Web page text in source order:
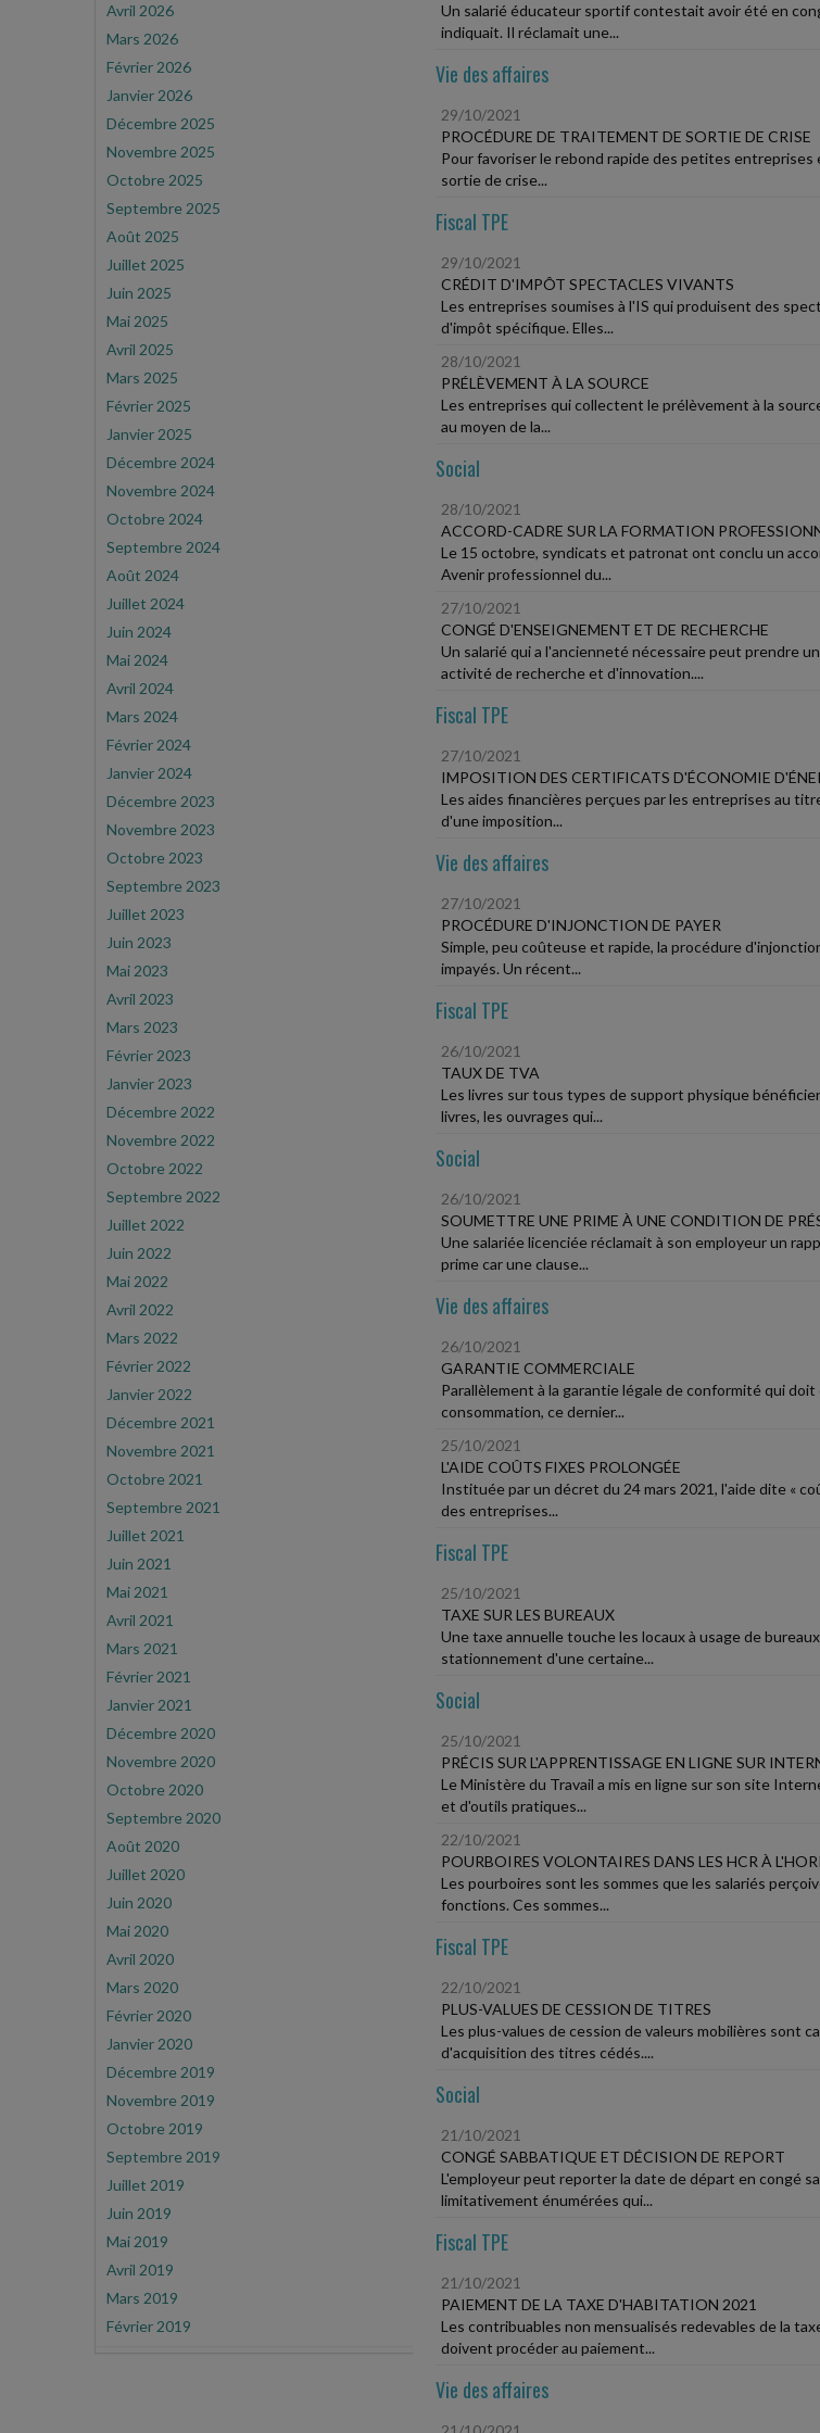
Avril 2026
Mars 2026
Février 2026
Janvier 2026
Décembre 2025
Novembre 2025
Octobre 2025
Septembre 2025
Août 2025
Juillet 2025
Juin 2025
Mai 2025
Avril 2025
Mars 2025
Février 2025
Janvier 2025
Décembre 2024
Novembre 2024
Octobre 2024
Septembre 2024
Août 2024
Juillet 2024
Juin 2024
Mai 2024
Avril 2024
Mars 2024
Février 2024
Janvier 2024
Décembre 2023
Novembre 2023
Octobre 2023
Septembre 2023
Juillet 2023
Juin 2023
Mai 2023
Avril 2023
Mars 2023
Février 2023
Janvier 2023
Décembre 2022
Novembre 2022
Octobre 2022
Septembre 2022
Juillet 2022
Juin 2022
Mai 2022
Avril 2022
Mars 2022
Février 2022
Janvier 2022
Décembre 2021
Novembre 2021
Octobre 2021
Septembre 2021
Juillet 2021
Juin 2021
Mai 2021
Avril 2021
Mars 2021
Février 2021
Janvier 2021
Décembre 2020
Novembre 2020
Octobre 2020
Septembre 2020
Août 2020
Juillet 2020
Juin 2020
Mai 2020
Avril 2020
Mars 2020
Février 2020
Janvier 2020
Décembre 2019
Novembre 2019
Octobre 2019
Septembre 2019
Juillet 2019
Juin 2019
Mai 2019
Avril 2019
Mars 2019
Février 2019
Un salarié éducateur sportif contestait avoir été en
indiquait. Il réclamait une...
Vie des affaires
29/10/2021
PROCÉDURE DE TRAITEMENT DE SORTIE DE CRISE
Pour favoriser le rebond rapide des petites entreprises
sortie de crise...
Fiscal TPE
29/10/2021
CRÉDIT D'IMPÔT SPECTACLES VIVANTS
Les entreprises soumises à l'IS qui produisent des
d'impôt spécifique. Elles...
28/10/2021
PRÉLÈVEMENT À LA SOURCE
Les entreprises qui collectent le prélèvement à la
au moyen de la...
Social
28/10/2021
ACCORD-CADRE SUR LA FORMATION
Le 15 octobre, syndicats et patronat ont conclu un
Avenir professionnel du...
27/10/2021
CONGÉ D'ENSEIGNEMENT ET DE RECHERCHE
Un salarié qui a l'ancienneté nécessaire peut prendre
activité de recherche et d'innovation....
Fiscal TPE
27/10/2021
IMPOSITION DES CERTIFICATS D'ÉCONOMIE
Les aides financières perçues par les entreprises au
d'une imposition...
Vie des affaires
27/10/2021
PROCÉDURE D'INJONCTION DE PAYER
Simple, peu coûteuse et rapide, la procédure
impayés. Un récent...
Fiscal TPE
26/10/2021
TAUX DE TVA
Les livres sur tous types de support physique
livres, les ouvrages qui...
Social
26/10/2021
SOUMETTRE UNE PRIME À UNE CONDITION DE
Une salariée licenciée réclamait à son employeur un
prime car une clause...
Vie des affaires
26/10/2021
GARANTIE COMMERCIALE
Parallèlement à la garantie légale de conformité qui
consommation, ce dernier...
25/10/2021
L'AIDE COÛTS FIXES PROLONGÉE
Instituée par un décret du 24 mars 2021, l'aide dite «
des entreprises...
Fiscal TPE
25/10/2021
TAXE SUR LES BUREAUX
Une taxe annuelle touche les locaux à usage de
stationnement d'une certaine...
Social
25/10/2021
PRÉCIS SUR L'APPRENTISSAGE EN LIGNE SUR
Le Ministère du Travail a mis en ligne sur son site
et d'outils pratiques...
22/10/2021
POURBOIRES VOLONTAIRES DANS LES HCR À
Les pourboires sont les sommes que les salariés
fonctions. Ces sommes...
Fiscal TPE
22/10/2021
PLUS-VALUES DE CESSION DE TITRES
Les plus-values de cession de valeurs mobilières sont
d'acquisition des titres cédés....
Social
21/10/2021
CONGÉ SABBATIQUE ET DÉCISION DE REPORT
L'employeur peut reporter la date de départ en congé
limitativement énumérées qui...
Fiscal TPE
21/10/2021
PAIEMENT DE LA TAXE D'HABITATION 2021
Les contribuables non mensualisés redevables de la
doivent procéder au paiement...
Vie des affaires